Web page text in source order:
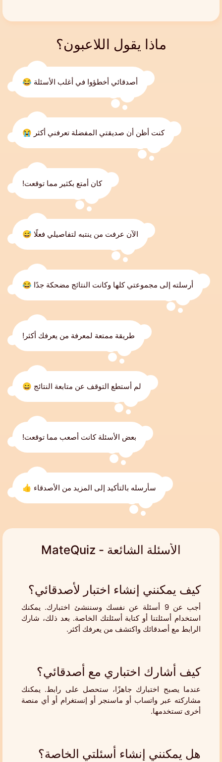
ماذا يقول اللاعبون؟
أصدقائي أخطؤوا في أغلب الأسئلة 😂
كنت أظن أن صديقتي المفضلة تعرفني أكثر 😭
كان أمتع بكثير مما توقعت!
الآن عرفت من ينتبه لتفاصيلي فعلًا 😅
أرسلته إلى مجموعتي كلها وكانت النتائج مضحكة جدًا 😂
طريقة ممتعة لمعرفة من يعرفك أكثر!
لم أستطع التوقف عن متابعة النتائج 😄
بعض الأسئلة كانت أصعب مما توقعت!
سأرسله بالتأكيد إلى المزيد من الأصدقاء 👍
الأسئلة الشائعة - MateQuiz
كيف يمكنني إنشاء اختبار لأصدقائي؟
أجب عن 9 أسئلة عن نفسك وسننشئ اختبارك. يمكنك
استخدام أسئلتنا أو كتابة أسئلتك الخاصة. بعد ذلك، شارك
الرابط مع أصدقائك واكتشف من يعرفك أكثر.
كيف أشارك اختباري مع أصدقائي؟
عندما يصبح اختبارك جاهزًا، ستحصل على رابط. يمكنك
مشاركته عبر واتساب أو ماسنجر أو إنستغرام أو أي منصة
أخرى تستخدمها.
هل يمكنني إنشاء أسئلتي الخاصة؟